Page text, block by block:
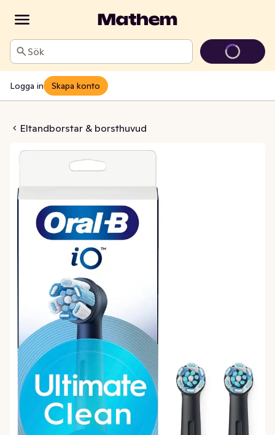
Sök
Logga in Skapa konto
Eltandborstar & borsthuvud
Ultimate Clean Svart